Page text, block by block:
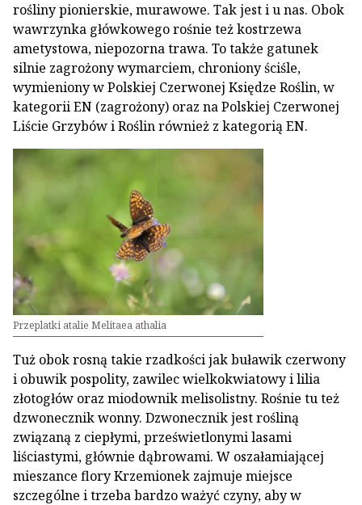
rośliny pionierskie, murawowe. Tak jest i u nas. Obok
wawrzynka główkowego rośnie też kostrzewa
ametystowa, niepozorna trawa. To także gatunek
silnie zagrożony wymarciem, chroniony ściśle,
wymieniony w Polskiej Czerwonej Księdze Roślin, w
kategorii EN (zagrożony) oraz na Polskiej Czerwonej
Liście Grzybów i Roślin również z kategorią EN.
Przeplatki atalie Melitaea athalia
Tuż obok rosną takie rzadkości jak buławik czerwony
i obuwik pospolity, zawilec wielkokwiatowy i lilia
złotogłów oraz miodownik melisolistny. Rośnie tu też
dzwonecznik wonny. Dzwonecznik jest rośliną
związaną z ciepłymi, prześwietlonymi lasami
liściastymi, głównie dąbrowami. W oszałamiającej
mieszance flory Krzemionek zajmuje miejsce
szczególne i trzeba bardzo ważyć czyny, aby w